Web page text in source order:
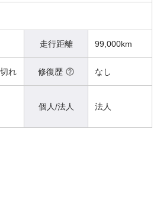
走行距離 99,000km
れ 修復歴 なし
個人/法人 法人